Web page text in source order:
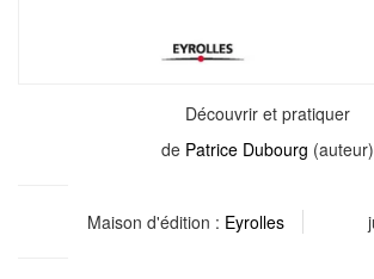
Découvrir et pratiquer
de Patrice Dubourg (auteur)
Maison d'édition : Eyrolles